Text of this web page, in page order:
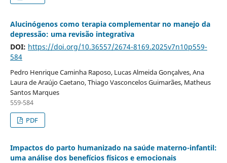
Alucinógenos como terapia complementar no manejo da
depressão: uma revisão integrativa
DOI: https://doi.org/10.36557/2674-8169.2025v7n10p559-
584
Pedro Henrique Caminha Raposo, Lucas Almeida Gonçalves, Ana
Laura de Araújo Caetano, Thiago Vasconcelos Guimarães, Matheus
Santos Marques
559-584
PDF
Impactos do parto humanizado na saúde materno-infantil:
uma análise dos benefícios físicos e emocionais